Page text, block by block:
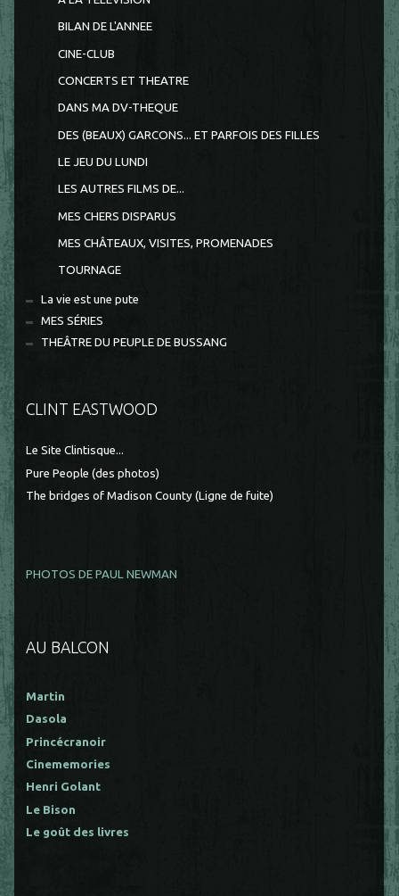
BILAN DE L'ANNEE
CINE-CLUB
CONCERTS ET THEATRE
DANS MA DV-THEQUE
DES (BEAUX) GARCONS... ET PARFOIS DES FILLES
LE JEU DU LUNDI
LES AUTRES FILMS DE...
MES CHERS DISPARUS
MES CHÂTEAUX, VISITES, PROMENADES
TOURNAGE
La vie est une pute
MES SÉRIES
THEÂTRE DU PEUPLE DE BUSSANG
CLINT EASTWOOD
Le Site Clintisque...
Pure People (des photos)
The bridges of Madison County (Ligne de fuite)
PHOTOS DE PAUL NEWMAN
AU BALCON
Martin
Dasola
Princécranoir
Cinememories
Henri Golant
Le Bison
Le goût des livres